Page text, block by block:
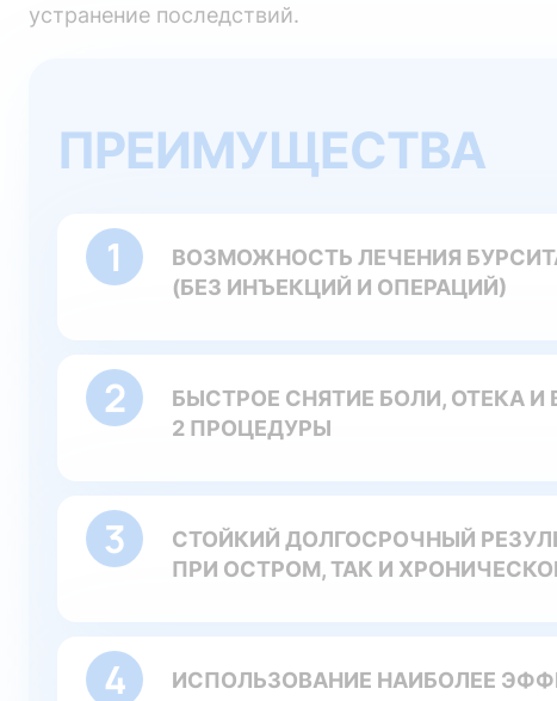
устранение последствий.
ПРЕИМУЩЕСТВА
ВОЗМОЖНОСТЬ ЛЕЧЕНИЯ
(БЕЗ ИНЪЕКЦИЙ И ОПЕРАЦИЙ)
БЫСТРОЕ СНЯТИЕ БОЛИ, ОТЕКА И
2 ПРОЦЕДУРЫ
СТОЙКИЙ ДОЛГОСРОЧНЫЙ
ПРИ ОСТРОМ, ТАК И
ИСПОЛЬЗОВАНИЕ НАИБОЛЕЕ